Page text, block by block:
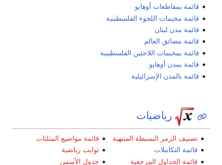
قائمة بمقاطعات أوهايو
قائمة مخيمات اللجوء الفلسطينية
قائمة مدن لبنان
قائمة مضائق العالم
قائمة بمخيمات اللاجئين الفلسطينية
قائمة بمدن أوهايو
قائمة بالمدن الإسرائيلية
رياضيات
تصنيف الزمر البسيطة المنتهية
قائمة التكاملات
قائمة الجداول المرجعية
قائمة مواضيع المثلثات
ثوابت رياضية
جدول الأسس